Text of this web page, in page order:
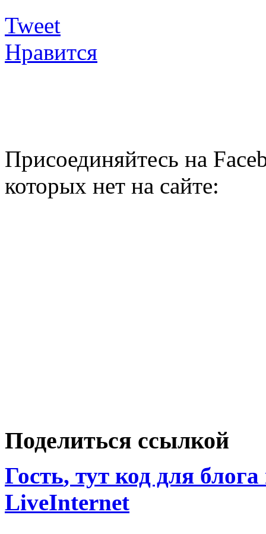
Tweet
Нравится
Присоединяйтесь на
которых нет на сайте:
Поделиться ссылкой
Гость, тут код для
LiveInternet